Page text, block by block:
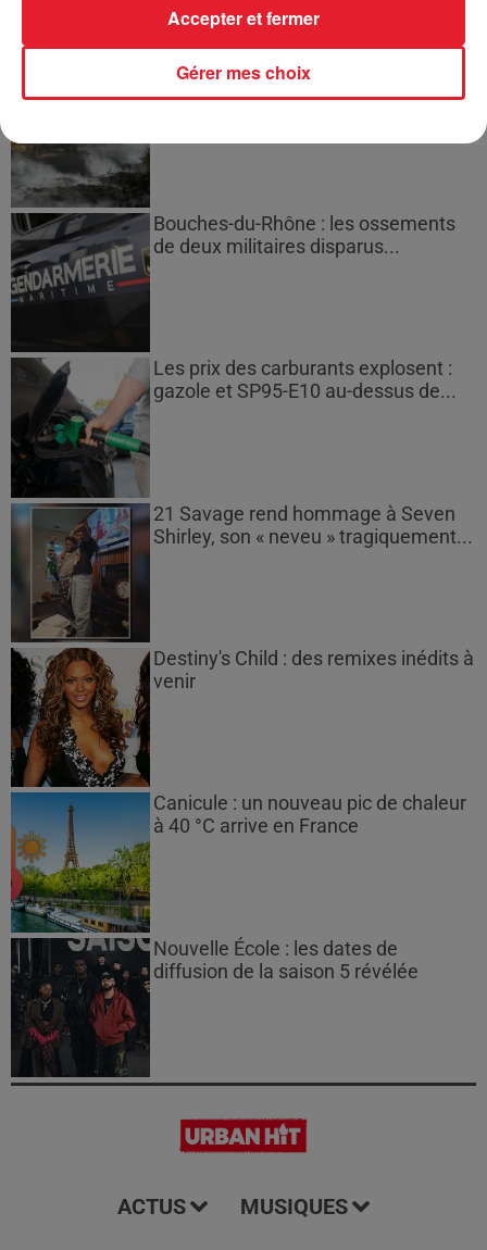
Incendies en Gironde : encore
plusieurs semaines avant
Bouches-du-Rhône : les ossements
de deux militaires disparus...
Les prix des carburants explosent :
gazole et SP95-E10 au-dessus de...
21 Savage rend hommage à Seven
Shirley, son « neveu » tragiquement...
Destiny's Child : des remixes inédits à
venir
Canicule : un nouveau pic de chaleur
à 40 °C arrive en France
Nouvelle École : les dates de
diffusion de la saison 5 révélée
ACTUS MUSIQUES
Gérer mes choix
Accepter et fermer